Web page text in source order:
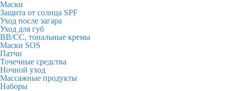
Маски
Защита от солнца SPF
Уход после загара
Уход для губ
BB/CC, тональные кремы
Маски SOS
Патчи
Точечные средства
Ночной уход
Массажные продукты
Наборы